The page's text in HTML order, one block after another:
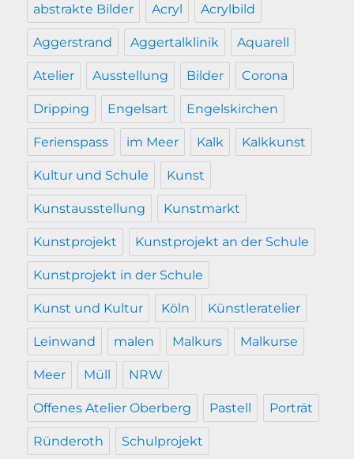
abstrakte Bilder Acryl Acrylbild
Aggerstrand Aggertalklinik Aquarell
Atelier Ausstellung Bilder Corona
Dripping Engelsart Engelskirchen
Ferienspass im Meer Kalk Kalkkunst
Kultur und Schule Kunst
Kunstausstellung Kunstmarkt
Kunstprojekt Kunstprojekt an der Schule
Kunstprojekt in der Schule
Kunst und Kultur Köln Künstleratelier
Leinwand malen Malkurs Malkurse
Meer Müll NRW
Offenes Atelier Oberberg Pastell Porträt
Ründeroth Schulprojekt